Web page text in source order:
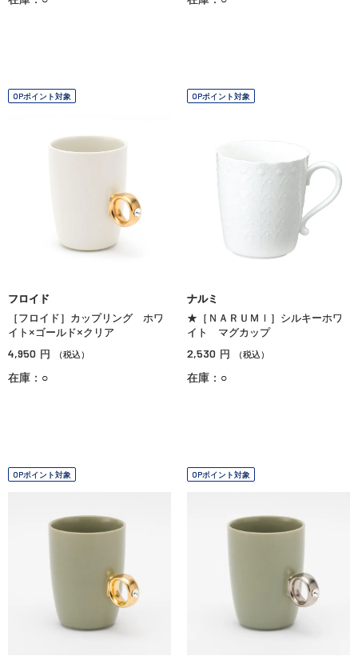
OPポイント対象
フロイド
［フロイド］カップリング ホワ
イト×ゴールド×クリア
4,950 円 （税込）
在庫：○
OPポイント対象
ナルミ
★［ＮＡＲＵＭＩ］シルキーホワ
イト マグカップ
2,530 円 （税込）
在庫：○
OPポイント対象 OPポイント対象